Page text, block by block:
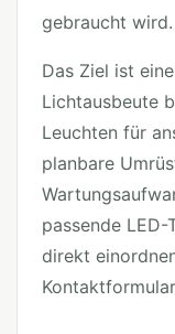
gebraucht wird.
Das Ziel ist
Lichtausbeute
Leuchten für
planbare
passende
direkt